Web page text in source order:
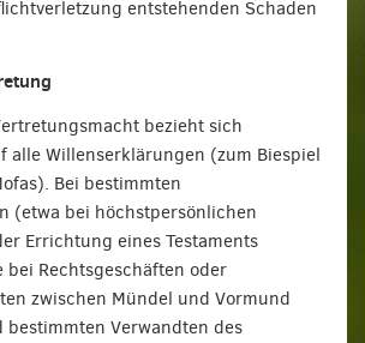
entstehenden Schaden
bezieht sich
alle Willenserklärungen (zum Biespiel
Bei bestimmten
(etwa bei höchstpersönlichen
Errichtung eines Testaments
bei Rechtsgeschäften oder
zwischen Mündel und Vormund
bestimmten Verwandten des